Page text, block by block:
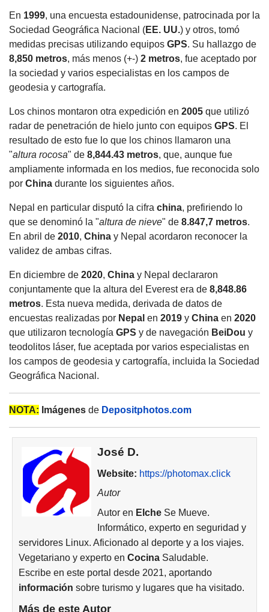
En 1999, una encuesta estadounidense, patrocinada por la
Sociedad Geográfica Nacional (EE. UU.) y otros, tomó
medidas precisas utilizando equipos GPS. Su hallazgo de
8,850 metros, más menos (+-) 2 metros, fue aceptado por
la sociedad y varios especialistas en los campos de
geodesia y cartografía.
Los chinos montaron otra expedición en 2005 que utilizó
radar de penetración de hielo junto con equipos GPS. El
resultado de esto fue lo que los chinos llamaron una
"altura rocosa" de 8,844.43 metros, que, aunque fue
ampliamente informada en los medios, fue reconocida solo
por China durante los siguientes años.
Nepal en particular disputó la cifra china, prefiriendo lo
que se denominó la "altura de nieve" de 8.847,7 metros.
En abril de 2010, China y Nepal acordaron reconocer la
validez de ambas cifras.
En diciembre de 2020, China y Nepal declararon
conjuntamente que la altura del Everest era de 8,848.86
metros. Esta nueva medida, derivada de datos de
encuestas realizadas por Nepal en 2019 y China en 2020
que utilizaron tecnología GPS y de navegación BeiDou y
teodolitos láser, fue aceptada por varios especialistas en
los campos de geodesia y cartografía, incluida la Sociedad
Geográfica Nacional.
NOTA: Imágenes de Depositphotos.com
José D.
Website: https://photomax.click
Autor
Autor en ElcheSe Mueve.
Informático, experto en seguridad y
servidores Linux. Aficionado al deporte y a los viajes.
Vegetariano y experto en Cocina Saludable.
Escribe en este portal desde 2021, aportando
información sobre turismo y lugares que ha visitado.
Más de este Autor